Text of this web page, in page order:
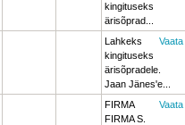
kingituseks
ärisõprad...
Vaata
Lahkeks
kingituseks
ärisõpradele.
Jaan Jänes'e...
Vaata
FIRMA
FIRMA S.